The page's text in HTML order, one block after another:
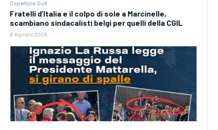
Copertina Sud
Fratelli d’Italia e il colpo di sole a Marcinelle,
scambiano sindacalisti belgi per quelli della CGIL
8 Agosto 2026